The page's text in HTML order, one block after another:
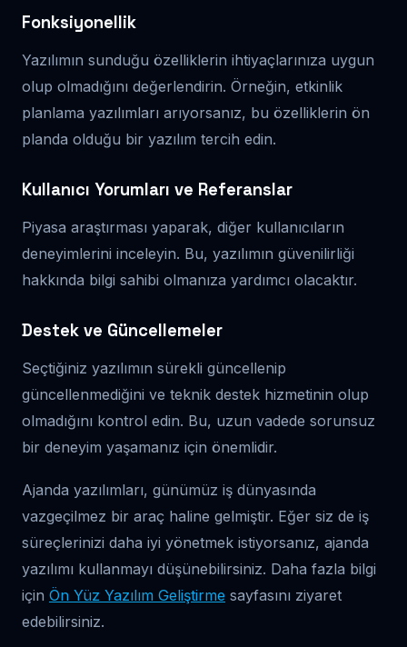
Fonksiyonellik
Yazılımın sunduğu özelliklerin ihtiyaçlarınıza uygun
olup olmadığını değerlendirin. Örneğin, etkinlik
planlama yazılımları arıyorsanız, bu özelliklerin ön
planda olduğu bir yazılım tercih edin.
Kullanıcı Yorumları ve Referanslar
Piyasa araştırması yaparak, diğer kullanıcıların
deneyimlerini inceleyin. Bu, yazılımın güvenilirliği
hakkında bilgi sahibi olmanıza yardımcı olacaktır.
Destek ve Güncellemeler
Seçtiğiniz yazılımın sürekli güncellenip
güncellenmediğini ve teknik destek hizmetinin olup
olmadığını kontrol edin. Bu, uzun vadede sorunsuz
bir deneyim yaşamanız için önemlidir.
Ajanda yazılımları, günümüz iş dünyasında
vazgeçilmez bir araç haline gelmiştir. Eğer siz de iş
süreçlerinizi daha iyi yönetmek istiyorsanız, ajanda
yazılımı kullanmayı düşünebilirsiniz. Daha fazla bilgi
için Ön Yüz Yazılım Geliştirme sayfasını ziyaret
edebilirsiniz.